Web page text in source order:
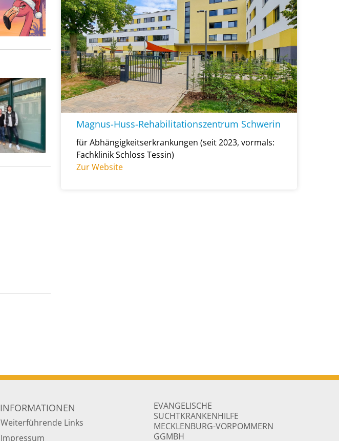
Magnus-Huss-Rehabilitationszentrum Schwerin
für Abhängigkeitserkrankungen (seit 2023, vormals:
Fachklinik Schloss Tessin)
Zur Website
INFORMATIONEN
Weiterführende Links
Impressum
EVANGELISCHE
SUCHTKRANKENHILFE
MECKLENBURG-VORPOMMERN
GGMBH